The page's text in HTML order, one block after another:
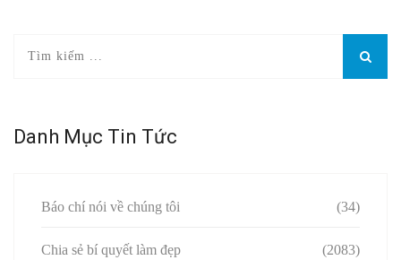
Danh Mục Tin Tức
Báo chí nói về chúng tôi (34)
Chia sẻ bí quyết làm đẹp (2083)